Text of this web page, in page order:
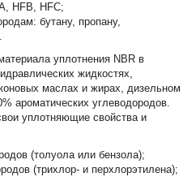
HFB, HFC;
бутану, пропану,
уплотнения NBR в
жидкостях,
маслах и жирах, дизельном
ароматических углеводородов.
уплотняющие свойства и
(толуола или бензола);
(трихлор- и перхлорэтилена);